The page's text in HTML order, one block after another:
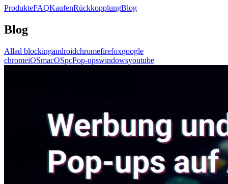
ProdukteFAQKaufenRückkopplungBlog
Blog
Allad blockingandroidchromefirefoxgoogle
chromeiOSmacOSpcPop-upswindowsyoutube